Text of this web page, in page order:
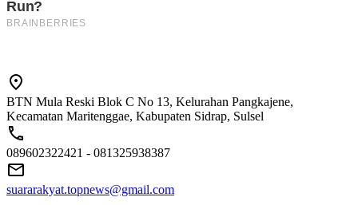
BTN Mula Reski Blok C No 13, Kelurahan Pangkajene,
Kecamatan Maritenggae, Kabupaten Sidrap, Sulsel
089602322421 - 081325938387
suararakyat.topnews@gmail.com